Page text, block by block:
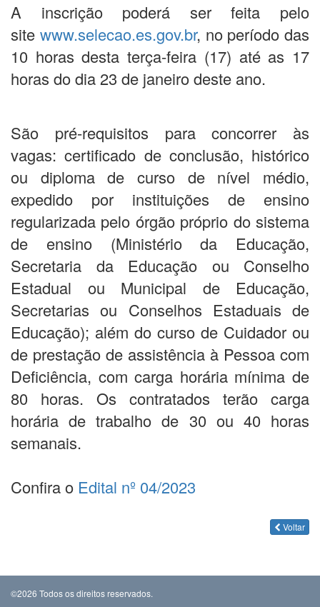
A inscrição poderá ser feita pelo
site www.selecao.es.gov.br, no período das
10 horas desta terça-feira (17) até as 17
horas do dia 23 de janeiro deste ano.
São pré-requisitos para concorrer às
vagas: certificado de conclusão, histórico
ou diploma de curso de nível médio,
expedido por instituições de ensino
regularizada pelo órgão próprio do sistema
de ensino (Ministério da Educação,
Secretaria da Educação ou Conselho
Estadual ou Municipal de Educação,
Secretarias ou Conselhos Estaduais de
Educação); além do curso de Cuidador ou
de prestação de assistência à Pessoa com
Deficiência, com carga horária mínima de
80 horas. Os contratados terão carga
horária de trabalho de 30 ou 40 horas
semanais.
Confira o Edital nº 04/2023
Voltar
©2026 Todos os direitos reservados.